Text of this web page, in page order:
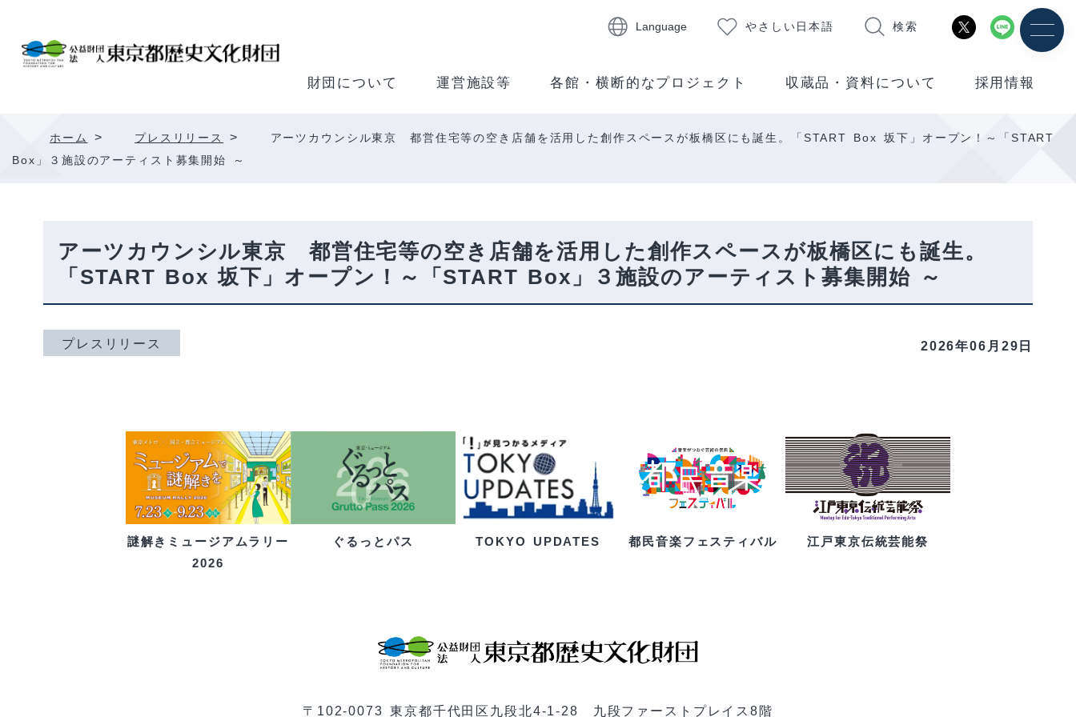
Language やさしい日本語 検索
財団について 運営施設等 各館・横断的なプロジェクト 収蔵品・資料について 採用情報
ホーム > プレスリリース >
アーツカウンシル東京 都営住宅等の空き店舗を活用した創作スペースが板橋区にも誕生。「START Box 坂下」オープン！～「START
Box」３施設のアーティスト募集開始 ～
アーツカウンシル東京 都営住宅等の空き店舗を活用した創作スペースが板橋区にも誕生。
「START Box 坂下」オープン！～「START Box」３施設のアーティスト募集開始 ～
プレスリリース 2026年06月29日
謎解きミュージアムラリー
2026
ぐるっとパス TOKYO UPDATES 都民音楽フェスティバル 江戸東京伝統芸能祭
〒102-0073 東京都千代田区九段北4-1-28 九段ファーストプレイス8階